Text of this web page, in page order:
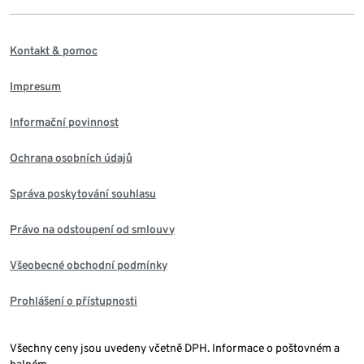
Kontakt & pomoc
Impresum
Informační povinnost
Ochrana osobních údajů
Správa poskytování souhlasu
Právo na odstoupení od smlouvy
Všeobecné obchodní podmínky
Prohlášení o přístupnosti
Všechny ceny jsou uvedeny včetně DPH. Informace o poštovném a